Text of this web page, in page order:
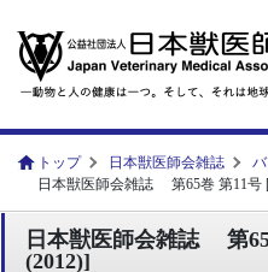
トップ 日本獣医師会雑誌
日本獣医師会雑誌 第65巻 第11号
日本獣医師会雑誌 第65
(2012)]